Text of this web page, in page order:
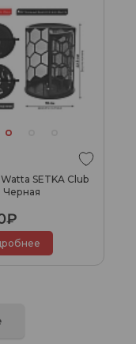
SETKA Club
Черная